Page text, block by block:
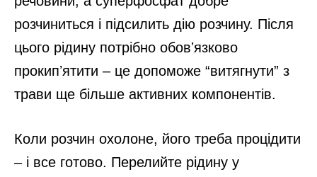
розчиниться і підсилить дію розчину. Після
цього рідину потрібно обовʼязково
прокипʼятити – це допоможе “витягнути” з
трави ще більше активних компонентів.
Коли розчин охолоне, його треба процідити
– і все готово. Перелийте рідину у